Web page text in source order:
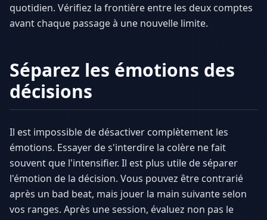
quotidien. Vérifiez la frontière entre les deux comptes
avant chaque passage à une nouvelle limite.
Séparez les émotions des
décisions
Il est impossible de désactiver complètement les
émotions. Essayer de s'interdire la colère ne fait
souvent que l'intensifier. Il est plus utile de séparer
l'émotion de la décision. Vous pouvez être contrarié
après un bad beat, mais jouer la main suivante selon
vos ranges. Après une session, évaluez non pas le